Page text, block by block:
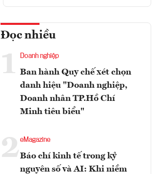
Đọc nhiều
1 Doanh nghiệp
Ban hành Quy chế xét chọn
danh hiệu "Doanh nghiệp,
Doanh nhân TP.Hồ Chí
Minh tiêu biểu"
2eMagazine
Báo chí kinh tế trong kỷ
nguyên số và AI: Khi niềm